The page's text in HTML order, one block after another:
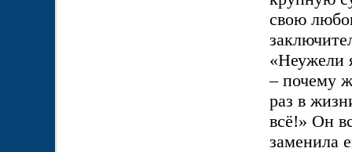
свою
«Неужели
– почему
раз в
всё!» Он
заменила